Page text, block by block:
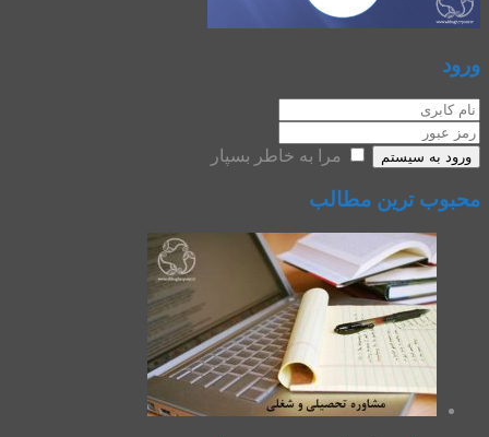
ورود
ورود به سیستم مرا به خاطر بسپار
محبوب ترین مطالب